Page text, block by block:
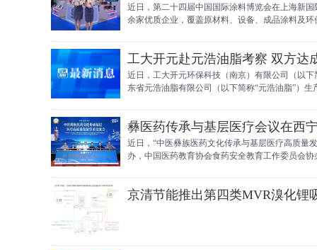
近日，第二十四届中国国际涂料博览会在上海新
余家优质企业，覆盖原材料、设备、成品涂料及
工大开元赴元浩油脂考察 双方达
近日，工大开元环保科技（南京）有限公司（以
东省元浩油脂有限公司（以下简称“元浩油脂”）
彝医药传承与基层医疗会议在西
近日，“中医彝族医药文化传承与基层医疗高质量
办，中国医药教育协会食药安全教育工作委员会
京清节能推出第四类MVR溴化锂